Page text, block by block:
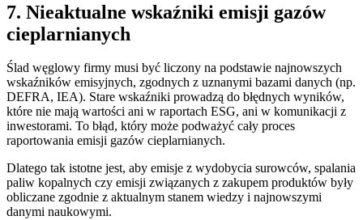
7. Nieaktualne wskaźniki emisji gazów
cieplarnianych
Ślad węglowy firmy musi być liczony na podstawie najnowszych
wskaźników emisyjnych, zgodnych z uznanymi bazami danych (np.
DEFRA, IEA). Stare wskaźniki prowadzą do błędnych wyników,
które nie mają wartości ani w raportach ESG, ani w komunikacji z
inwestorami. To błąd, który może podważyć cały proces
raportowania emisji gazów cieplarnianych.
Dlatego tak istotne jest, aby emisje z wydobycia surowców, spalania
paliw kopalnych czy emisji związanych z zakupem produktów były
obliczane zgodnie z aktualnym stanem wiedzy i najnowszymi
danymi naukowymi.